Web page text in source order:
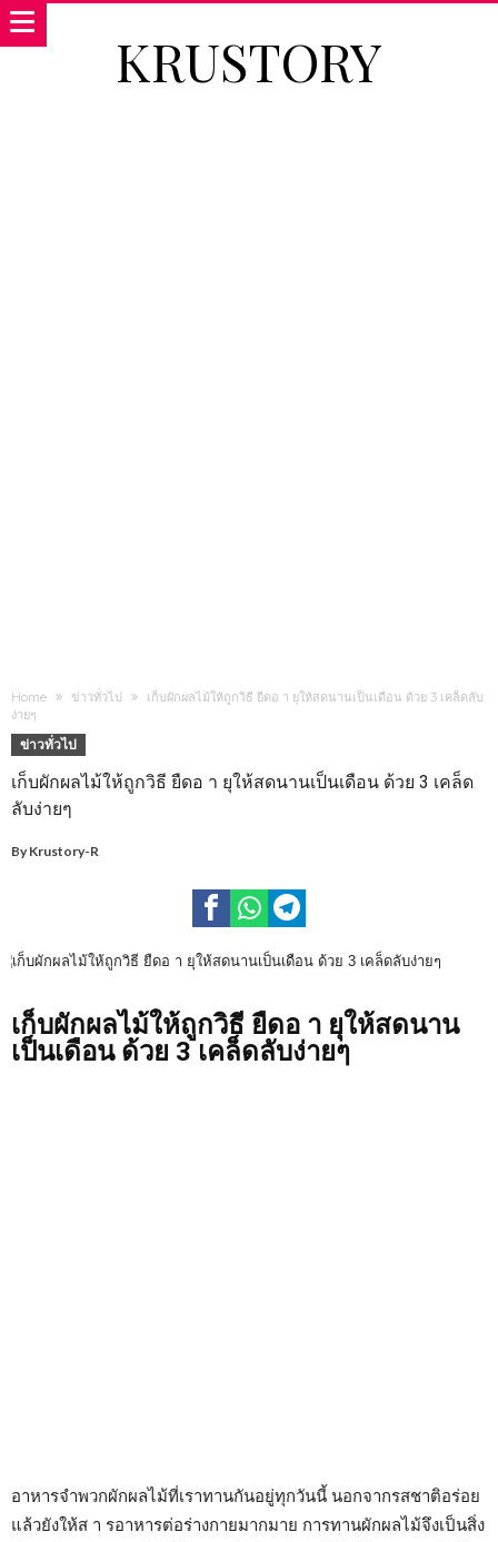
KRUSTORY
Home ข่าวทั่วไป
เก็บผักผลไม้ให้ถูกวิธี ยืดอ า ยุให้สดนานเป็นเดือน ด้วย 3 เคล็ดลับ
ง่ายๆ
ข่าวทั่วไป
เก็บผักผลไม้ให้ถูกวิธี ยืดอ า ยุให้สดนานเป็นเดือน ด้วย 3 เคล็ด
ลับง่ายๆ
By Krustory-R
เก็บผักผลไม้ให้ถูกวิธี ยืดอ า ยุให้สดนาน
เป็นเดือน ด้วย 3 เคล็ดลับง่ายๆ
อาหารจำพวกผักผลไม้ที่เราทานกันอยู่ทุกวันนี้ นอกจากรสชาติอร่อย
แล้วยังให้ส า รอาหารต่อร่างกายมากมาย การทานผักผลไม้จึงเป็นสิ่ง